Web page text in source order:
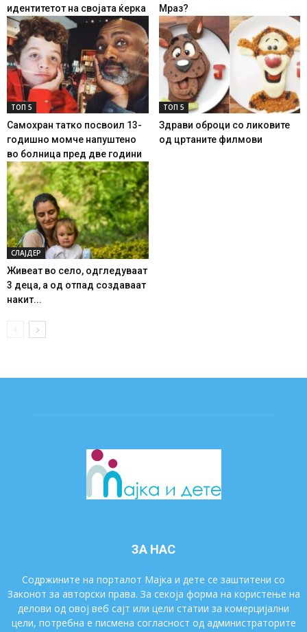
идентитетот на својата ќерка
Мраз?
ТОП 5
Самохран татко посвоил 13-
годишно момче напуштено
во болница пред две години
ТОП 5
Здрави оброци со ликовите
од цртаните филмови
СЛАЈДЕР
Живеат во село, одгледуваат
3 деца, а од отпад создаваат
накит...
ЗА НАС
Содржините на порталот Мајка и дете се заштитени со
Законот за авторски права. За секоја форма на користење на
делови од овој веб сајт или цели статии за комерцијални
цели, потребна е писмена согласност од администраторите